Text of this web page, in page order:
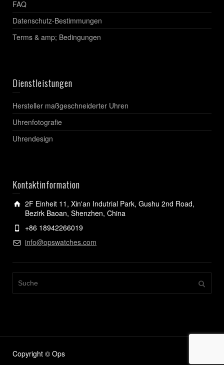
FAQ
Datenschutz-Bestimmungen
Terms & amp; Bedingungen
Dienstleistungen
Hersteller maßgeschneiderter Uhren
Uhrenfotografie
Uhrendesign
Kontaktinformation
2F Einheit 11, Xin'an Indutrial Park, Gushu 2nd Road,
Bezirk Baoan, Shenzhen, China
+86 18942266019
info@opswatches.com
Copyright © Ops